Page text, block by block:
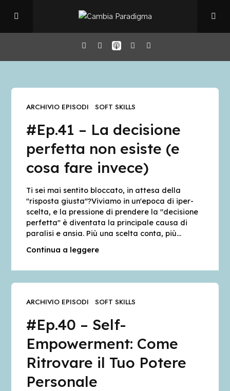
Il Podcast
Episodi
Book Club
Blog
ARCHIVIO EPISODI SOFT SKILLS
#Ep.41 – La decisione
perfetta non esiste (e
cosa fare invece)
Ti sei mai sentito bloccato, in attesa della
"risposta giusta"?Viviamo in un'epoca di iper-
scelta, e la pressione di prendere la "decisione
perfetta" è diventata la principale causa di
paralisi e ansia. Più una scelta conta, più…
Continua a leggere
ARCHIVIO EPISODI SOFT SKILLS
#Ep.40 – Self-
Empowerment: Come
Ritrovare il Tuo Potere
Personale